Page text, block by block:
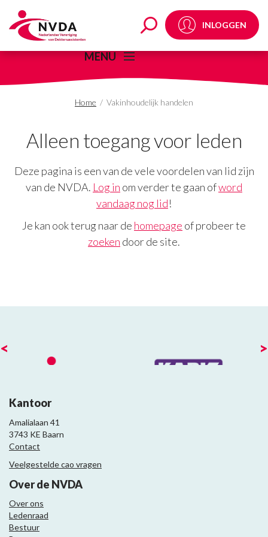
Vakinhoudelijk INLOGGEN
MENU
Home / Vakinhoudelijk handelen
Alleen toegang voor leden
Deze pagina is een van de vele voordelen van lid zijn
van de NVDA. Log in om verder te gaan ofword
vandaag nog lid!
Je kan ook terug naar de homepage of probeer te
zoeken door de site.
< >
Kantoor
Amalialaan 41
3743 KE Baarn
Contact
Veelgestelde cao vragen
Over de NVDA
Over ons
Ledenraad
Bestuur